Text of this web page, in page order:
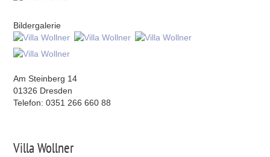
Bildergalerie
Am Steinberg 14
01326 Dresden
Telefon: 0351 266 660 88
Villa Wollner